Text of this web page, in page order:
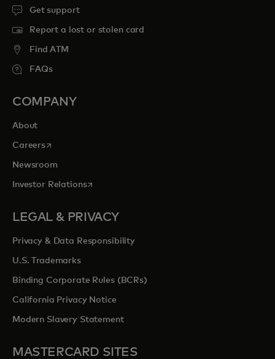
Get support
Report a lost or stolen card
Find ATM
FAQs
COMPANY
About
Careersopens in a new tab
Newsroom
Investor Relationsopens in a new tab
LEGAL & PRIVACY
Privacy & Data Responsibility
U.S. Trademarks
Binding Corporate Rules (BCRs)
California Privacy Notice
Modern Slavery Statement
MASTERCARD SITES